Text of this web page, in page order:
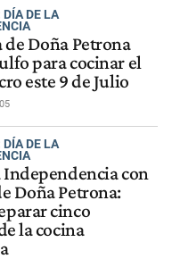
DE LA
de Doña Petrona
para cocinar el
este 9 de Julio
DE LA
Independencia con
Doña Petrona:
cinco
la cocina